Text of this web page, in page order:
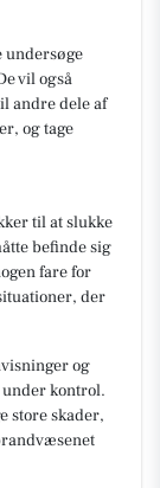
undersøge
vil også
andre dele af
og tage
til at slukke
befinde sig
fare for
der
og
kontrol.
store skader,